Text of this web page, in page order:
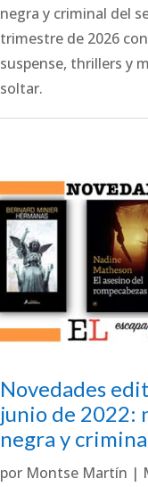
negra y criminal del
trimestre de 2026
suspense, thrillers y
soltar.
Novedades
junio de 2022:
negra y
por Montse Martín |